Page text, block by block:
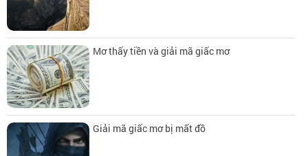
Mơ thấy tiền và giải mã giấc mơ
Giải mã giấc mơ bị mất đồ